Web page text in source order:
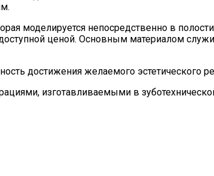
моделируется непосредственно в
ценой. Основным материалом
достижения желаемого эстетического
изготавливаемыми в